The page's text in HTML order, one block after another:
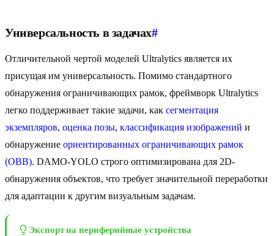
Универсальность в задачах#
Отличительной чертой моделей Ultralytics является их
присущая им универсальность. Помимо стандартного
обнаружения ограничивающих рамок, фреймворк Ultralytics
легко поддерживает такие задачи, как сегментация
экземпляров, оценка позы, классификация изображений и
обнаружение ориентированных ограничивающих рамок
(OBB). DAMO-YOLO строго оптимизирована для 2D-
обнаружения объектов, что требует значительной переработки
для адаптации к другим визуальным задачам.
Экспорт на периферийные устройства